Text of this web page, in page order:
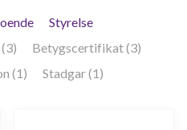
Styrelse
Betygscertifikat (3)
(1)
Stadgar (1)